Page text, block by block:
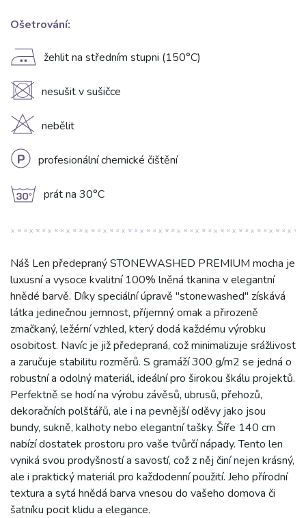
Ošetrování:
E žehlit na středním stupni (150°C)
U nesušit v sušičce
H nebělit
L profesionální chemické čištění
g prát na 30°C
Náš Len předepraný STONEWASHED PREMIUM mocha je
luxusní a vysoce kvalitní 100% lněná tkanina v elegantní
hnědé barvě. Díky speciální úpravě "stonewashed" získává
látka jedinečnou jemnost, příjemný omak a přirozeně
zmačkaný, ležérní vzhled, který dodá každému výrobku
osobitost. Navíc je již předepraná, což minimalizuje srážlivost
a zaručuje stabilitu rozměrů. S gramáží 300 g/m2 se jedná o
robustní a odolný materiál, ideální pro širokou škálu projektů.
Perfektně se hodí na výrobu závěsů, ubrusů, přehozů,
dekoračních polštářů, ale i na pevnější oděvy jako jsou
bundy, sukně, kalhoty nebo elegantní tašky. Šíře 140 cm
nabízí dostatek prostoru pro vaše tvůrčí nápady. Tento len
vyniká svou prodyšností a savostí, což z něj činí nejen krásný,
ale i praktický materiál pro každodenní použití. Jeho přírodní
textura a sytá hnědá barva vnesou do vašeho domova či
šatníku pocit klidu a elegance.